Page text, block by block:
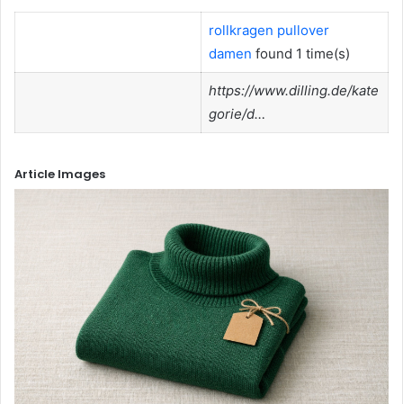
rollkragen pullover
damen found 1 time(s)
https://www.dilling.de/kate
gorie/d…
Article Images